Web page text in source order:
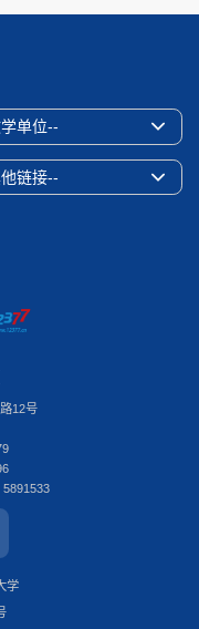
单位--
链接--
12号
5891533
319号
学